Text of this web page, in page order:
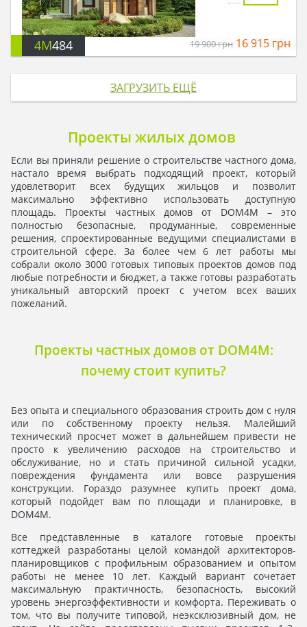
4M484 19 900грн 16 915 грн
ЗАГРУЗИТЬ ЕЩЁ
Проекты жилых домов
Если вы приняли решение о строительстве частного дома,
настало время выбрать подходящий проект, который
удовлетворит всех будущих жильцов и позволит
максимально эффективно использовать доступную
площадь. Проекты частных домов от DOM4M – это
полностью безопасные, продуманные, современные
решения, спроектированные ведущими специалистами в
строительной сфере. За более чем 6 лет работы мы
собрали около 3000 готовых типовых проектов домов под
любые потребности и бюджет, а также готовы разработать
уникальный авторский проект с учетом всех ваших
пожеланий.
Проекты частных домов от DOM4M:
почему стоит купить?
Без опыта и специального образования строить дом с нуля
или по собственному проекту нельзя. Малейший
технический просчет может в дальнейшем привести не
просто к увеличению расходов на строительство и
обслуживание, но и стать причиной сильной усадки,
повреждения фундамента или вовсе разрушения
конструкции. Гораздо разумнее купить проект дома,
который подойдет вам по площади и планировке, в
DOM4M.
Все представленные в каталоге готовые проекты
коттеджей разработаны целой командой архитекторов-
планировщиков с профильным образованием и опытом
работы не менее 10 лет. Каждый вариант сочетает
максимальную практичность, безопасность, высокий
уровень энергоэффективности и комфорта. Переживать о
том, что вы получите типовой, неэксклюзивный дом, не